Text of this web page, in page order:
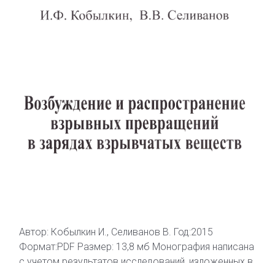
Автор: Кобылкин И., Селиванов В. Год:2015
Формат:PDF Размер: 13,8 мб Монография написана